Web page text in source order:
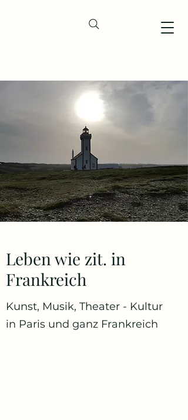
Leben wie zit. in
Frankreich
Kunst, Musik, Theater - Kultur
in Paris und ganz Frankreich